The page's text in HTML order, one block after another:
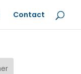
Contact